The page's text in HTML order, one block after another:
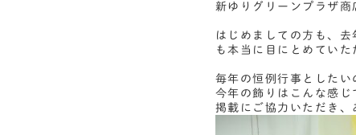
新ゆりグリーンプラザ商
はじめましての方も、
も本当に目にとめてい
毎年の恒例行事としたい
今年の飾りはこんな感じ
掲載にご協力いただき、